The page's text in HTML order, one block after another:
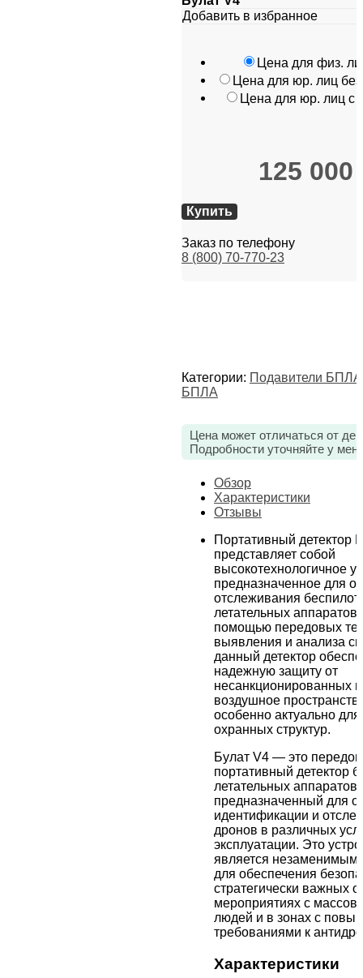
Добавить в избранное
Цена для физ.
Цена для юр. лиц
Цена для юр. лиц с
125 000
Купить
Заказ по телефону
8 (800) 70-770-23
Категории: Подавители БПЛА
БПЛА
Цена может отличаться от
Подробности уточняйте у
Обзор
Характеристики
Отзывы
Портативный детектор
представляет собой
высокотехнологичное
предназначенное для
отслеживания
летательных
помощью передовых
выявления и анализа
данный детектор
надежную защиту от
несанкционированных
воздушное
особенно актуально
охранных структур.
Булат V4 — это
портативный детектор
летательных
предназначенный для
идентификации и
дронов в различных
эксплуатации. Это
является незаменимым
для обеспечения
стратегически важных
мероприятиях с
людей и в зонах с
требованиями к
Характеристики